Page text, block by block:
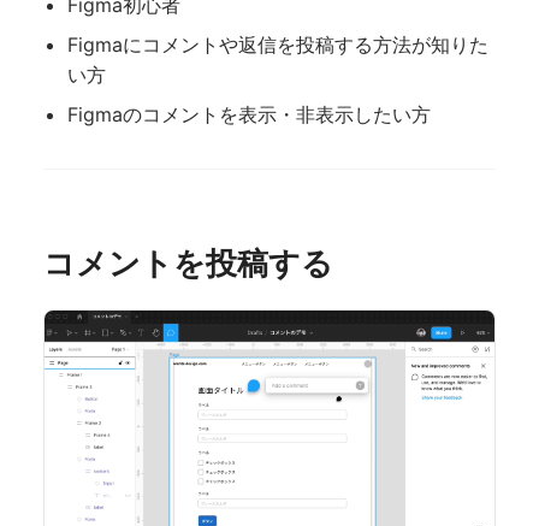
Figmaにコメントや返信を投稿する方法が知りた
い方
Figmaのコメントを表示・非表示したい方
コメントを投稿する